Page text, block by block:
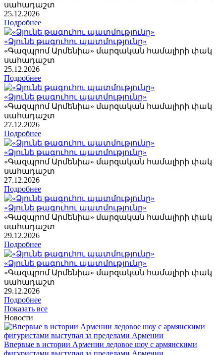
սահադաշտ
25.12.2026
Подробнее
«Ձյունե թագուհու պատմությունը»
«Գազպրոմ Արմենիա» մարզական համալիրի փակ
սահադաշտ
25.12.2026
Подробнее
«Ձյունե թագուհու պատմությունը»
«Գազպրոմ Արմենիա» մարզական համալիրի փակ
սահադաշտ
27.12.2026
Подробнее
«Ձյունե թագուհու պատմությունը»
«Գազպրոմ Արմենիա» մարզական համալիրի փակ
սահադաշտ
27.12.2026
Подробнее
«Ձյունե թագուհու պատմությունը»
«Գազպրոմ Արմենիա» մարզական համալիրի փակ
սահադաշտ
29.12.2026
Подробнее
«Ձյունե թագուհու պատմությունը»
«Գազպրոմ Արմենիա» մարզական համալիրի փակ
սահադաշտ
29.12.2026
Подробнее
Показать все
Новости
Впервые в истории Армении ледовое шоу с армянскими
фигуристами выступал за пределами Армении